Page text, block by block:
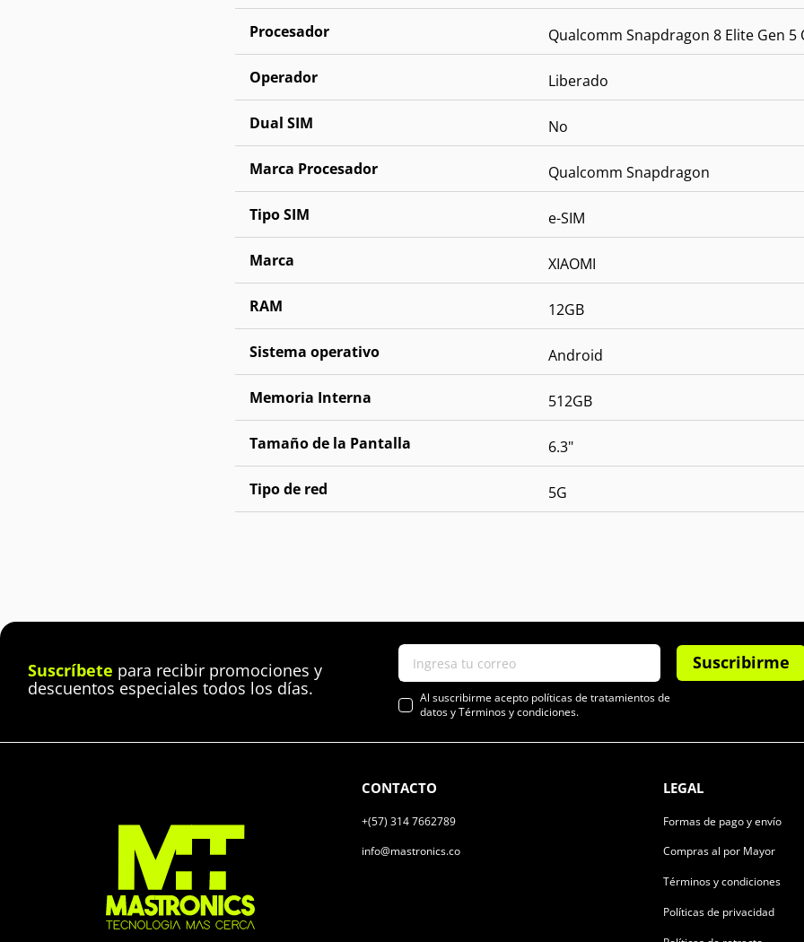
Procesador Qualcomm Snapdragon 8 Elite Gen 5
Operador Liberado
Dual SIM No
Marca Procesador Qualcomm Snapdragon
Tipo SIM e-SIM
Marca XIAOMI
RAM 12GB
Sistema operativo Android
Memoria Interna 512GB
Tamaño de la Pantalla 6.3"
Tipo de red 5G
Suscríbete para recibir promociones y
descuentos especiales todos los días.
Suscribirme
Al suscribirme acepto políticas de tratamientos de
datos y Términos y condiciones.
CONTACTO
+(57) 314 7662789
info@mastronics.co
LEGAL
Formas de pago y envío
Compras al por Mayor
Términos y condiciones
Políticas de privacidad